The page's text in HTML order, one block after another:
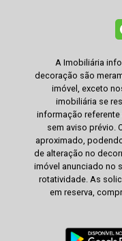
A Imobiliária
decoração são
imóvel, exceto
imobiliária se
informação
sem aviso prévio.
aproximado,
de alteração no
imóvel anunciado no
rotatividade. As
em reserva,